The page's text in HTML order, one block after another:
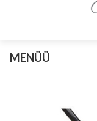
MENÜÜ